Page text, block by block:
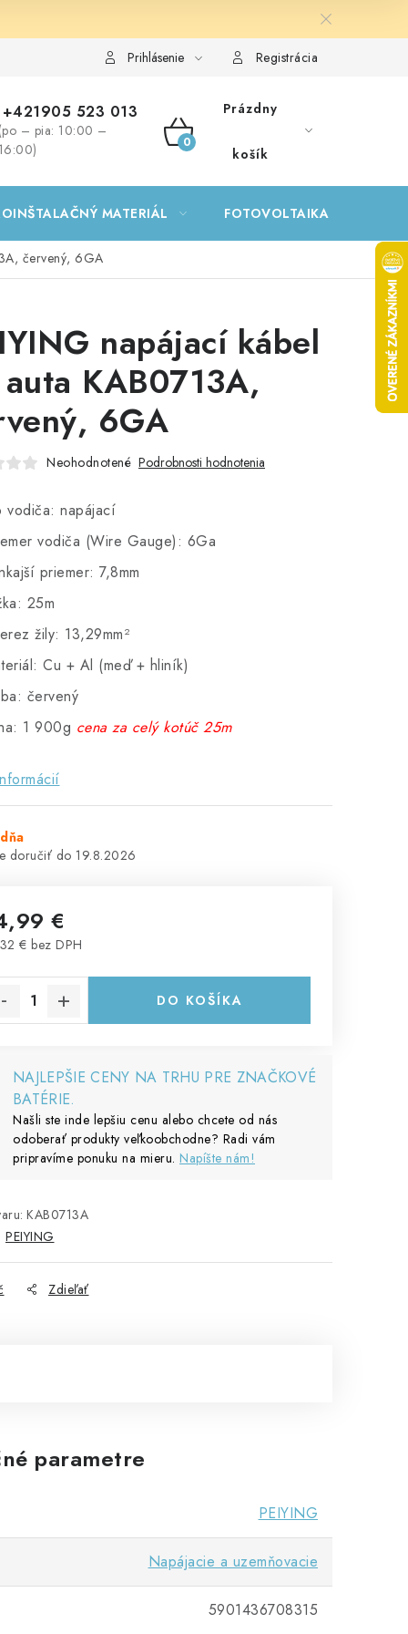
Prihlásenie Registrácia
+421905 523 013
(po – pia: 10:00 –
16:00)
NÁKUPNÝ
Prázdny
košík
MATERIÁL FOTOVOLTAIKA
červený, 6GA
napájací kábel
KAB0713A,
6GA
Neohodnotené Podrobnosti hodnotenia
vodiča: napájací
vodiča (Wire Gauge): 6Ga
priemer: 7,8mm
25m
žily: 13,29mm²
Cu + Al (meď + hliník)
červený
1 900g cena za celý kotúč25m
19.8.2026
€
€ bez DPH
DO KOŠÍKA
NAJLEPŠIE CENY NA TRHU PRE ZNAČKOVÉ
BATÉRIE.
Našli ste inde lepšiu cenu alebo chcete od nás
odoberať produkty veľkoobchodne? Radi vám
pripravíme ponuku na mieru. Napíšte nám!
KAB0713A
PEIYING
Zdieľať
parametre
PEIYING
Napájacie a uzemňovacie
5901436708315